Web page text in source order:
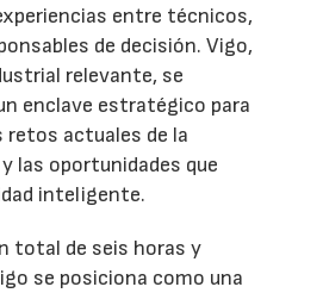
entre técnicos,
de decisión. Vigo,
relevante, se
enclave estratégico para
retos actuales de la
las oportunidades que
inteligente.
total de seis horas y
se posiciona como una